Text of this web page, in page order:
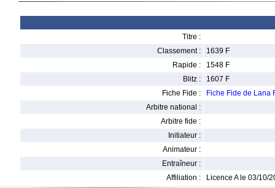
Titre :
Classement :
1639 F
Rapide :
1548 F
Blitz :
1607 F
Fiche Fide :
Fiche Fide de Lana
Arbitre national :
Arbitre fide :
Initiateur :
Animateur :
Entraîneur :
Affiliation :
Licence A le 03/10/